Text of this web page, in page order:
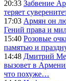
20:33 Забвение
теряет
17:03 Армян он
Гений права и
15:40 Розовые
памятью и
14:48 Дмитрий
вызовет в
что похуже…